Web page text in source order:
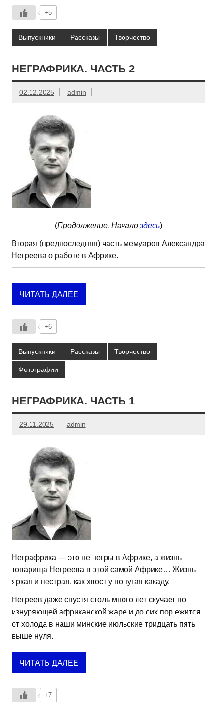
+5
Выпускники Рассказы Творчество
НЕГРАФРИКА. ЧАСТЬ 2
02.12.2025 admin
(Продолжение. Начало здесь)
Вторая (предпоследняя) часть мемуаров Александра
Негреева о работе в Африке.
ЧИТАТЬ ДАЛЕЕ
+6
Выпускники Рассказы Творчество
Фотографии
НЕГРАФРИКА. ЧАСТЬ 1
29.11.2025 admin
Неграфрика — это не негры в Африке, а жизнь
товарища Негреева в этой самой Африке… Жизнь
яркая и пестрая, как хвост у попугая какаду.
Негреев даже спустя столь много лет скучает по
изнуряющей африканской жаре и до сих пор ежится
от холода в наши минские июльские тридцать пять
выше нуля.
ЧИТАТЬ ДАЛЕЕ
+7